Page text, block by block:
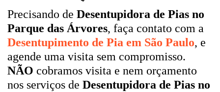
Precisando de Desentupidora de Pias no
Parque das Árvores, faça contato com a
Desentupimento de Pia em São Paulo, e
agende uma visita sem compromisso.
NÃO cobramos visita e nem orçamento
nos serviços de Desentupidora de Pias no